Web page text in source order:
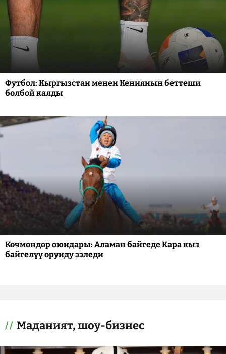
Футбол: Кыргызстан менен Кениянын беттеши
болбой калды
Көчмөндөр оюндары: Аламан байгеде Кара кыз
байгелүү орунду ээледи
Маданият, шоу-бизнес